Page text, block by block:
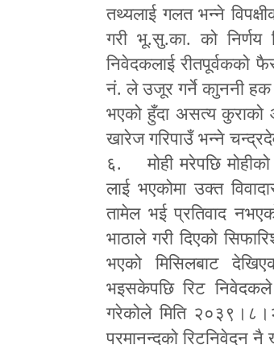
तथ्यलाई गलत भन्ने
गरी भू.सु.का. को निर्णय
निवेदकलाई रीतपूर्वकको
नं. ले उजूर गर्ने काुननी हक
भएको हुँदा असत्य कुराको
खारेज गरिपाउँ भन्ने
६. मोही मरेपछि मोहीको
लाई भएकोमा उक्त
तामेल भई प्रतिवाद
भाठाले गरी दिएको
भएको मिसिलबाट
भइसकेपछि रिट
गरेकोले मिति
परमानन्दको रिटनिवेदन नै